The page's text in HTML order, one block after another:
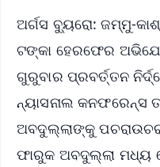
ଅର୍ଗସ ବ୍ୟୁରୋ: ଜମ୍ମୁ-
ଟଙ୍କା ହେରଫେର
ଗୁରୁବାର ପ୍ରବର୍ତ୍ତନ
ନ୍ୟାସନାଲ କନଫରେନ୍ସ
ଅବଦୁଲ୍ଲାଙ୍କୁ
ଫାରୁକ ଅବଦୁଲ୍ଲା ମଧ୍ୟ